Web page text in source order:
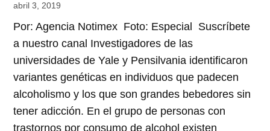
abril 3, 2019
Por: Agencia Notimex Foto: Especial Suscríbete
a nuestro canal Investigadores de las
universidades de Yale y Pensilvania identificaron
variantes genéticas en individuos que padecen
alcoholismo y los que son grandes bebedores sin
tener adicción. En el grupo de personas con
trastornos por consumo de alcohol existen